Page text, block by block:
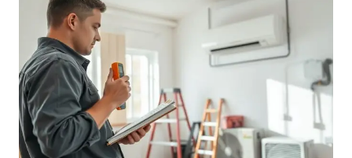
時
代，
為
什
麼
愈
來
愈
多